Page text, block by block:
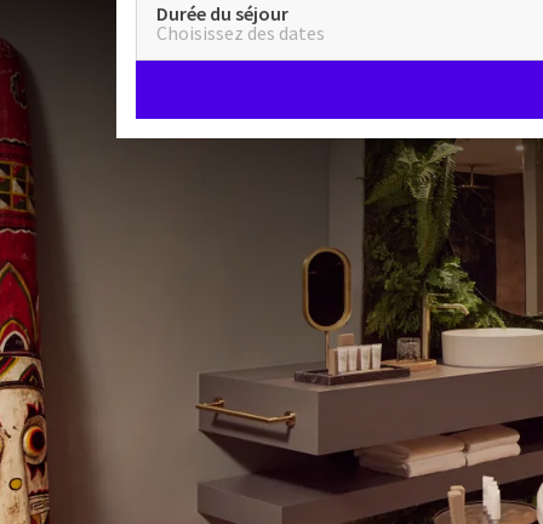
Durée du séjour
Choisissez des dates
Amazone Suite
sauna infrarouge
Arrivée à partir de 14:00 Départ jusqu'à 11:00
Dans notre toute nouvelle suite Amazone, vous
verdure. Vous pourrez vous détendre dans la
à effet de pluie double. Se détendre
de bains comprend également un double lavabo
peignoirs et des chaussons vous attendent dans
Lit king size